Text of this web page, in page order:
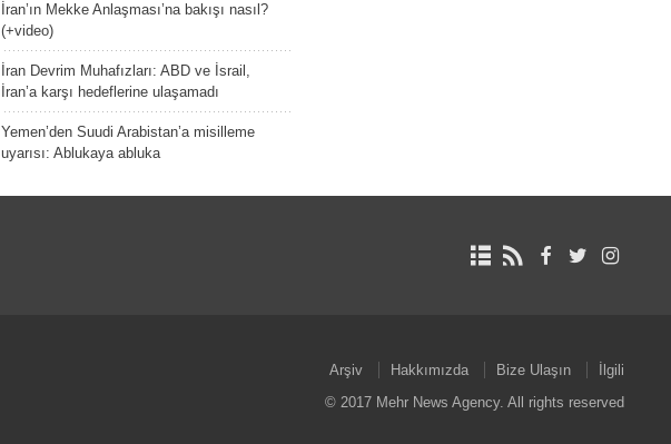
İran’ın Mekke Anlaşması’na bakışı nasıl?
(+video)
İran Devrim Muhafızları: ABD ve İsrail,
İran’a karşı hedeflerine ulaşamadı
Yemen’den Suudi Arabistan’a misilleme
uyarısı: Ablukaya abluka
Arşiv Hakkımızda Bize Ulaşın
İlgili
© 2017 Mehr News Agency. All rights reserved